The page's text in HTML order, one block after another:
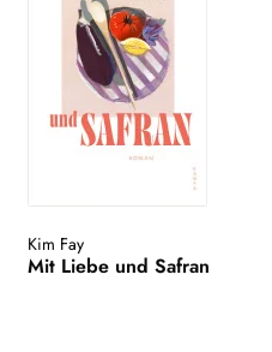
Kim Fay
Mit Liebe und Safran